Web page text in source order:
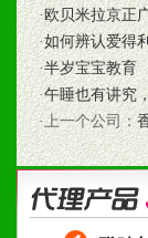
2、不
化。
九、
1、广
·欧贝米拉京正
·如何辨认爱得
·半岁宝宝教育
·午睡也有讲究
·上一个公司：